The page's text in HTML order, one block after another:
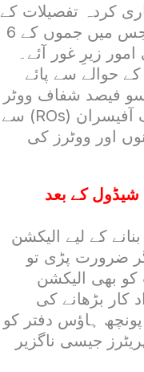
کردہ تفصیلات کے
مطابق، اجلاس میں مہاجرین مقیم پاکستان کے 12 انتخابی حلقوں (جس میں جموں کے 6
امور زیرِ غور آئے۔
حوالے سے پائے
سو فیصد شفاف ووٹر
لسٹیں مرتب کر لی گئی ہیں۔ انہوں نے ہدایت کی کہ تمام ریٹرننگ آفیسران (ROs) سے
اور ووٹرز کی
کے بعد
کے لیے الیکشن
ضرورت پڑی تو
بھی الیکشن
کار بڑھانے کی
ہاؤس دفتر کو
جیسی ناگزیر